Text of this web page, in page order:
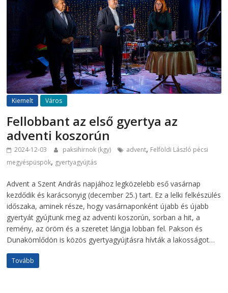
Kiemelt Város
Fellobbant az első gyertya az
adventi koszorún
2024-12-03 paksihirnok (kgy) advent, Felföldi László pécsi
megyéspüspök, gyertyagyújtás
Advent a Szent András napjához legközelebb eső vasárnap
kezdődik és karácsonyig (december 25.) tart. Ez a lelki felkészülés
időszaka, aminek része, hogy vasárnaponként újabb és újabb
gyertyát gyújtunk meg az adventi koszorún, sorban a hit, a
remény, az öröm és a szeretet lángja lobban fel. Pakson és
Dunakömlődön is közös gyertyagyújtásra hívták a lakosságot…
Tovább